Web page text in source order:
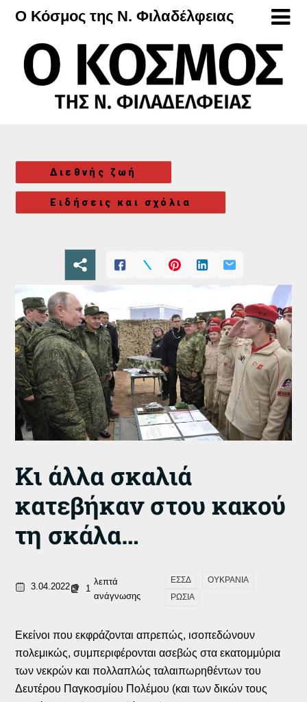
Μετάβαση
περιεχόμενο
Ο Κόσμος της Ν. Φιλαδέλφειας
Διεθνής ζωή
Ειδήσεις και σχόλια
Κι άλλα σκαλιά
κατεβήκαν στου κακού
τη σκάλα…
3.04.2022 1
λεπτά
ανάγνωσης
ΕΣΣΔ
ΟΥΚΡΑΝΙΑ
ΡΩΣΙΑ
Εκείνοι που εκφράζονται απρεπώς, ισοπεδώνουν
πολεμικώς, συμπεριφέρονται ασεβώς στα εκατομμύρια
των νεκρών και πολλαπλώς ταλαιπωρηθέντων του
Δευτέρου Παγκοσμίου Πολέμου (και των δικών τους